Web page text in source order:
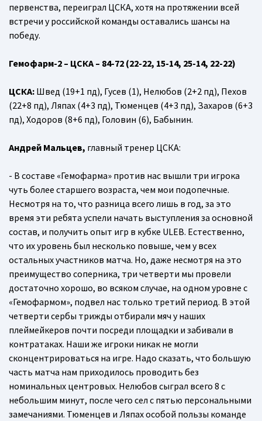
первенства, переиграл ЦСКА, хотя на протяжении всей
встречи у российской команды оставались шансы на
победу.
Гемофарм-2 – ЦСКА – 84-72 (22-22, 15-14, 25-14, 22-22)
ЦСКА: Швед (19+1 пд), Гусев (1), Нелюбов (2+2 пд), Пехов
(22+8 пд), Ляпах (4+3 пд), Тюменцев (4+3 пд), Захаров (6+3
пд), Ходоров (8+6 пд), Головин (6), Бабынин.
Андрей Мальцев, главный тренер ЦСКА:
- В составе «Гемофарма» против нас вышли три игрока
чуть более старшего возраста, чем мои подопечные.
Несмотря на то, что разница всего лишь в год, за это
время эти ребята успели начать выступления за основной
состав, и получить опыт игр в кубке ULEB. Естественно,
что их уровень был несколько повыше, чем у всех
остальных участников матча. Но, даже несмотря на это
преимущество соперника, три четверти мы провели
достаточно хорошо, во всяком случае, на одном уровне с
«Гемофармом», подвел нас только третий период. В этой
четверти сербы трижды отбирали мяч у наших
плеймейкеров почти посреди площадки и забивали в
контратаках. Наши же игроки никак не могли
сконцентрироваться на игре. Надо сказать, что большую
часть матча нам приходилось проводить без
номинальных центровых. Нелюбов сыграл всего 8 с
небольшим минут, после чего сел с пятью персональными
замечаниями. Тюменцев и Ляпах особой пользы команде